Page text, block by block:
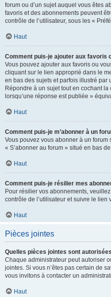
forum ou d’un sujet auquel vous êtes
favoris et des abonnements peuvent
contrôle de l’utilisateur, sous les «
Haut
Comment puis-je ajouter aux favoris
Vous pouvez ajouter aux favoris ou
cliquant sur le lien approprié dans le
en bas des sujets et parfois illustré par
Répondre à un sujet tout en cochant
lorsqu’une réponse est publiée »
Haut
Comment puis-je m’abonner à un
Vous pouvez vous abonner à un
« S’abonner au forum » situé en bas
Haut
Comment puis-je résilier mes
Pour résilier vos abonnements,
contrôle de l’utilisateur et suivre le lien
Haut
Pièces jointes
Quelles pièces jointes sont
Chaque administrateur peut autoriser
jointes. Si vous n’êtes pas certain de
vous invitons à contacter un
Haut